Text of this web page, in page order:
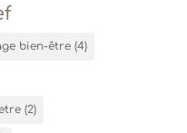
bien-être(4)
(2)